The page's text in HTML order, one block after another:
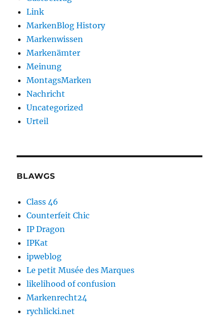
Link
MarkenBlog History
Markenwissen
Markenämter
Meinung
MontagsMarken
Nachricht
Uncategorized
Urteil
BLAWGS
Class 46
Counterfeit Chic
IP Dragon
IPKat
ipweblog
Le petit Musée des Marques
likelihood of confusion
Markenrecht24
rychlicki.net